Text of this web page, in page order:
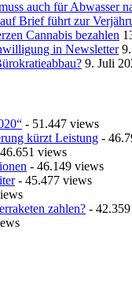
auch für Abwasser
Brief führt zur
Cannabis bezahlen
in Newsletter
9. Juli
- 51.447 views
kürzt Leistung -
views
- 46.149 views
- 45.477 views
zahlen? -